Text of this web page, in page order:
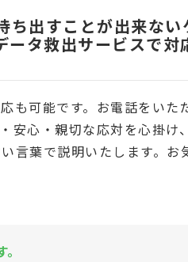
出すことが出来ない
タ救出サービスで対
も可能です。お電話をいた
安心・親切な応対を心掛け
言葉で説明いたします。お